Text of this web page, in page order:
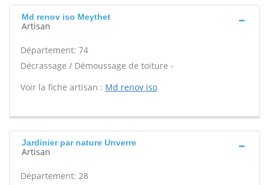
Md renov iso Meythet
Artisan
Département: 74
Décrassage / Démoussage de toiture -
Voir la fiche artisan : Md renov iso
Jardinier par nature Unverre
Artisan
Département: 28